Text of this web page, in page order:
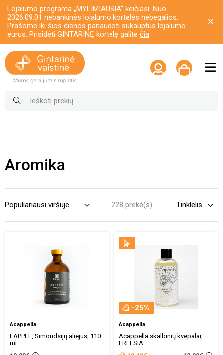
Lojalumo programa „MYLIMIAUSIA“ keičiasi. Nuo
2026.09.01 nebankinės lojalumo kortelės nebegalios.
Prašome iki šios dienos panaudoti sukauptus lojalumo
eurus. Prisidėti GINTARINĘ kortelę galite čia
Aromika
228 prekė(s)
Acappella
LAPPEL, Simondsijų aliejus, 110
ml
-25%
Acappella
Acappella skalbinių kvepalai,
FREESIA